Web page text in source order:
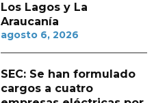
Los Lagos y La
Araucanía
agosto 6, 2026
SEC: Se han formulado
cargos a cuatro